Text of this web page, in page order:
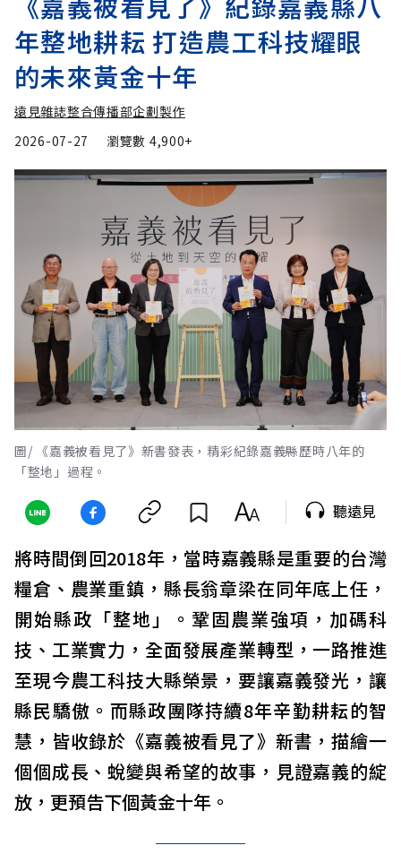
年整地耕耘 打造農工科技耀眼
的未來黃金十年
遠見雜誌整合傳播部企劃製作
2026-07-27
瀏覽數 4,900+
圖/ 《嘉義被看見了》新書發表，精彩紀錄嘉義縣歷時八年的
「整地」過程。
聽遠見
將時間倒回2018年，當時嘉義縣是重要的台灣
糧倉、農業重鎮，縣長翁章梁在同年底上任，
開始縣政「整地」。鞏固農業強項，加碼科
技、工業實力，全面發展產業轉型，一路推進
至現今農工科技大縣榮景，要讓嘉義發光，讓
縣民驕傲。而縣政團隊持續8年辛勤耕耘的智
慧，皆收錄於《嘉義被看見了》新書，描繪一
個個成長、蛻變與希望的故事，見證嘉義的綻
放，更預告下個黃金十年。